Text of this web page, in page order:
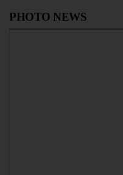
PHOTO NEWS